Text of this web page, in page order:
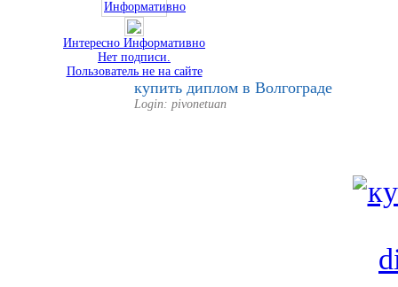
Интересно Информативно
Нет подписи.
Пользователь не на сайте
купить диплом в Волгограде
Login: pivonetuan